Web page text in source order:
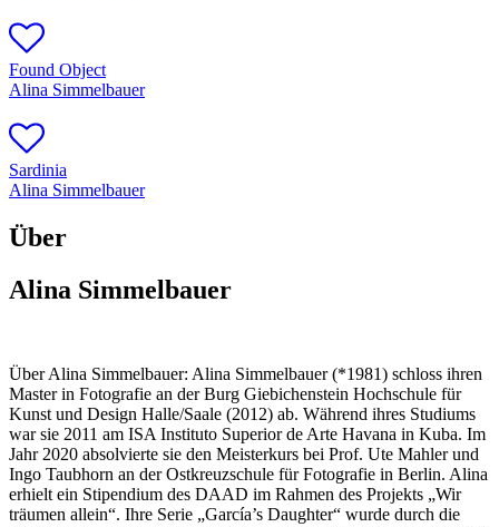
Found Object
Alina Simmelbauer
Sardinia
Alina Simmelbauer
Über
Alina Simmelbauer
Über Alina Simmelbauer: Alina Simmelbauer (*1981) schloss ihren
Master in Fotografie an der Burg Giebichenstein Hochschule für
Kunst und Design Halle/Saale (2012) ab. Während ihres Studiums
war sie 2011 am ISA Instituto Superior de Arte Havana in Kuba. Im
Jahr 2020 absolvierte sie den Meisterkurs bei Prof. Ute Mahler und
Ingo Taubhorn an der Ostkreuzschule für Fotografie in Berlin. Alina
erhielt ein Stipendium des DAAD im Rahmen des Projekts „Wir
träumen allein“. Ihre Serie „García’s Daughter“ wurde durch die